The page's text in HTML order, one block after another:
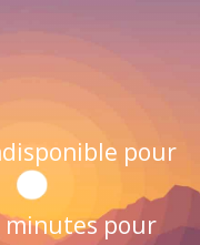
pour
minutes pour